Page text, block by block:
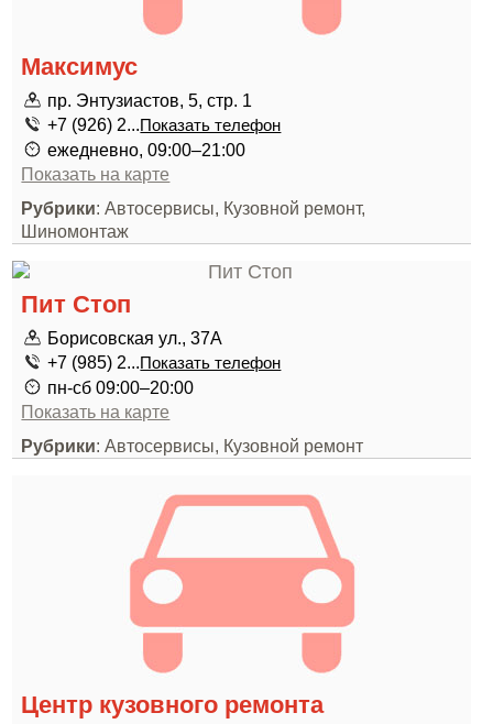
Максимус
пр. Энтузиастов, 5, стр. 1
+7 (926) 2...Показать телефон
ежедневно, 09:00–21:00
Показать на карте
Рубрики: Автосервисы, Кузовной ремонт,
Шиномонтаж
Пит Стоп
Борисовская ул., 37А
+7 (985) 2...Показать телефон
пн-сб 09:00–20:00
Показать на карте
Рубрики: Автосервисы, Кузовной ремонт
Центр кузовного ремонта